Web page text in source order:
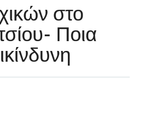
στο
Ποια